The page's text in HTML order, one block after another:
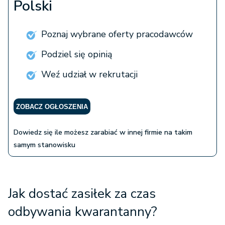
Polski
Poznaj wybrane oferty pracodawców
Podziel się opinią
Weź udział w rekrutacji
ZOBACZ OGŁOSZENIA
Dowiedz się ile możesz zarabiać w innej firmie na takim
samym stanowisku
Jak dostać zasiłek za czas
odbywania kwarantanny?